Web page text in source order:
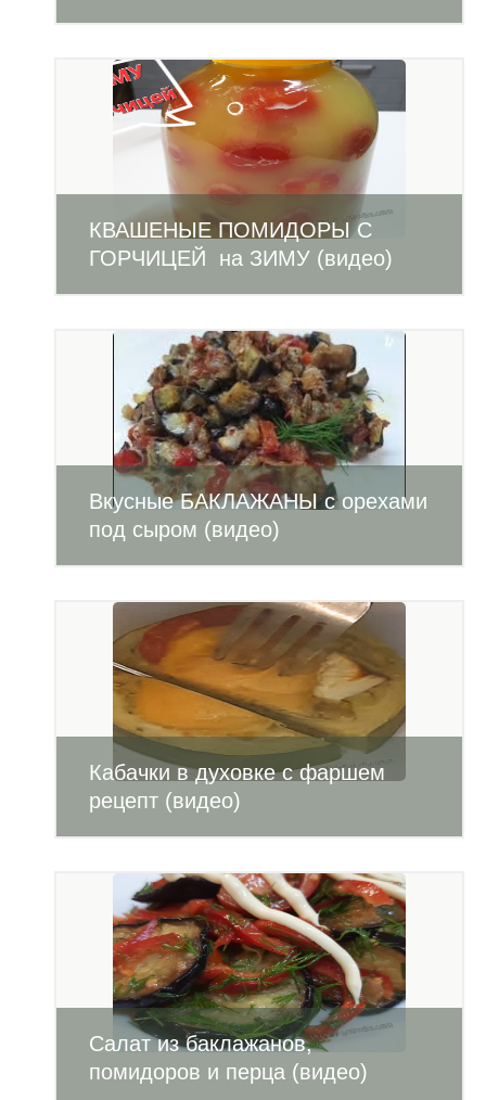
КВАШЕНЫЕ ПОМИДОРЫ С
ГОРЧИЦЕЙ на ЗИМУ (видео)
Вкусные БАКЛАЖАНЫ с орехами
под сыром (видео)
Кабачки в духовке с фаршем
рецепт (видео)
Салат из баклажанов,
помидоров и перца (видео)